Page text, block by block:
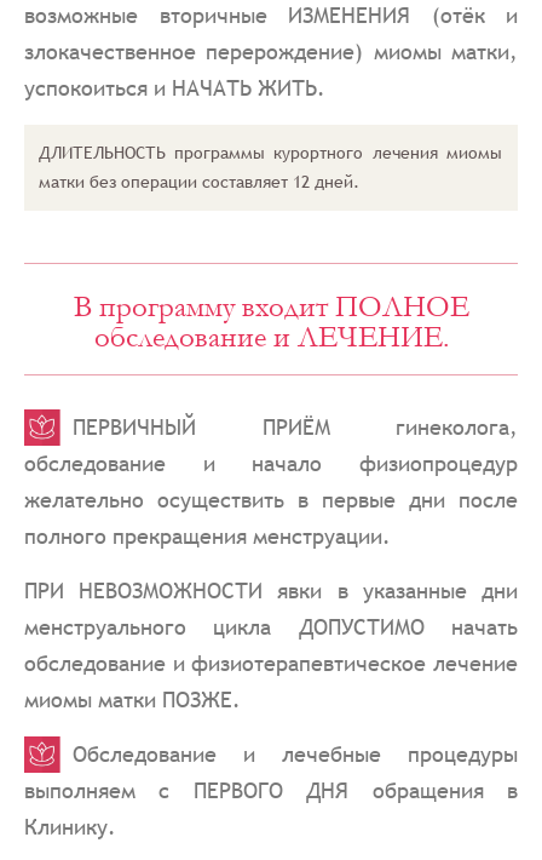
возможные вторичные ИЗМЕНЕНИЯ (отёк и
злокачественное перерождение) миомы матки,
успокоиться и НАЧАТЬ ЖИТЬ.
ДЛИТЕЛЬНОСТЬ программы курортного лечения миомы
матки без операции составляет 12 дней.
В программу входит ПОЛНОЕ
обследование и ЛЕЧЕНИЕ.
ПЕРВИЧНЫЙ ПРИЁМ гинеколога,
обследование и начало физиопроцедур
желательно осуществить в первые дни после
полного прекращения менструации.
ПРИ НЕВОЗМОЖНОСТИ явки в указанные дни
менструального цикла ДОПУСТИМО начать
обследование и физиотерапевтическое лечение
миомы матки ПОЗЖЕ.
Обследование и лечебные процедуры
выполняем с ПЕРВОГО ДНЯ обращения в
Клинику.